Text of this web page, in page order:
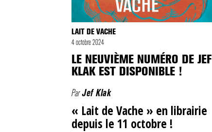
LAIT DE VACHE
4 octobre 2024
LE NEUVIÈME NUMÉRO DE JEF
KLAK EST DISPONIBLE !
ParJef Klak
« Lait de Vache » en librairie
depuis le 11 octobre !